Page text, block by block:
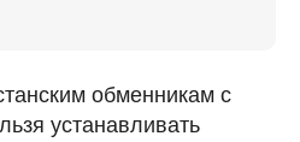
обменникам с
устанавливать